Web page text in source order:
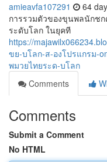
amieavfa107291 64
การรวมตัวของขุนพลนักช
ระดับโลก ในยุคที
https://
ขย-บโลก-ส-องโปรแกรม-
พมวยไทยระด-บโลก
Comments
Comments
Submit a Comment
No HTML